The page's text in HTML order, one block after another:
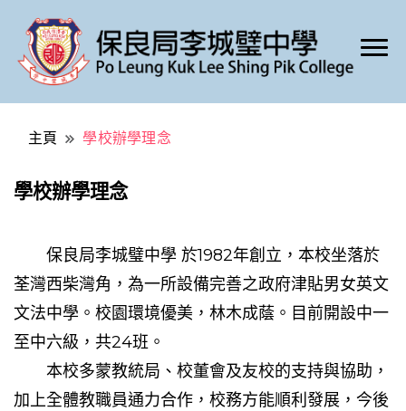
Po Leung Kuk Lee Shing Pik College
主頁 學校辦學理念
學校辦學理念
保良局李城璧中學 於1982年創立，本校坐落於
荃灣西柴灣角，為一所設備完善之政府津貼男女英文
文法中學。校園環境優美，林木成蔭。目前開設中一
至中六級，共24班。
本校多蒙教統局、校董會及友校的支持與協助，
加上全體教職員通力合作，校務方能順利發展，今後